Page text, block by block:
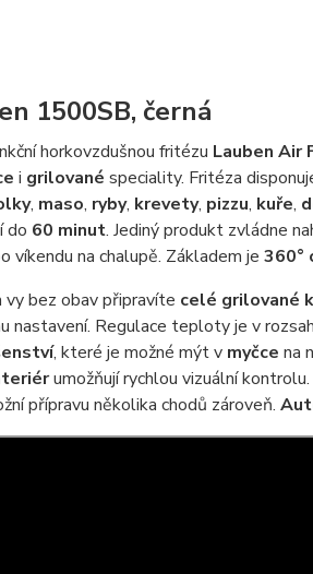
1500SB, černá
horkovzdušnou fritézu Lauben Air
i grilované speciality. Fritéza
, maso, ryby, krevety, pizzu, kuře,
do 60 minut. Jediný produkt zvládne
víkendu na chalupě. Základem je 360°
bez obav připravíte celé grilované
nastavení. Regulace teploty je v
, které je možné mýt v myčce na
umožňují rychlou vizuální kontrolu.
přípravu několika chodů zároveň.